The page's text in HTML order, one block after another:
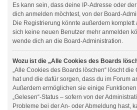
Es kann sein, dass deine IP-Adresse oder
dich anmelden möchtest, von der Board-
Die Registrierung könnte außerdem
sich keine neuen Benutzer mehr anmelden
wende dich an die Board-Administration.
Wozu ist die „Alle Cookies des Boards
„Alle Cookies des Boards löschen“ löscht
hat und die dafür sorgen, dass du im Forum
Außerdem ermöglichen sie einige
„Gelesen“-Status – sofern von der
Probleme bei der An- oder Abmeldung hast,